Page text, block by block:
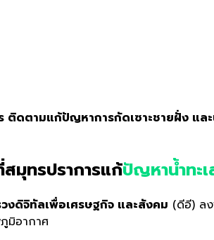
ติดตามแก้ปัญหาการกัดเซาะชายฝั่ง
มุทรปราการแก้ปัญหาน้ำทะ
งดิจิทัลเพื่อเศรษฐกิจ และสังคม (ดีอี) ล
มิอากาศ